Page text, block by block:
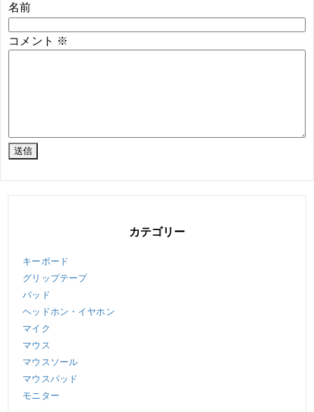
名前
コメント ※
カテゴリー
キーボード
グリップテープ
パッド
ヘッドホン・イヤホン
マイク
マウス
マウスソール
マウスパッド
モニター